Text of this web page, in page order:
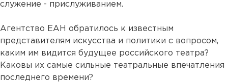
служение - прислуживанием.
Агентство ЕАН обратилось к известным
представителям искусства и политики с вопросом,
каким им видится будущее российского театра?
Каковы их самые сильные театральные впечатления
последнего времени?